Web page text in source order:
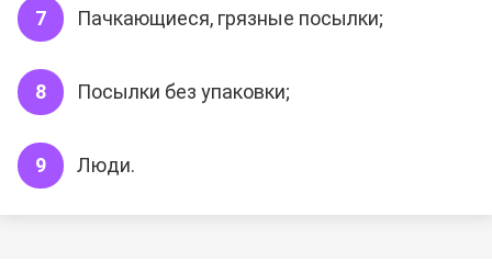
Пачкающиеся, грязные посылки;
Посылки без упаковки;
Люди.